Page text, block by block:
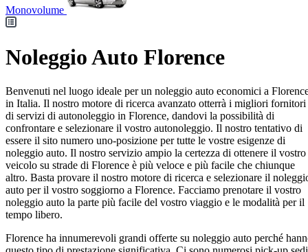
Monovolume
Noleggio Auto Florence
Benvenuti nel luogo ideale per un noleggio auto economici a
in Italia. Il nostro motore di ricerca avanzato otterrà i migliori fornitori
di servizi di autonoleggio in Florence, dandovi la possibilità di
confrontare e selezionare il vostro autonoleggio. Il nostro tentativo di
essere il sito numero uno-posizione per tutte le vostre esigenze di
noleggio auto. Il nostro servizio ampio la certezza di ottenere il vostro
veicolo su strade di Florence è più veloce e più facile che chiunque
altro. Basta provare il nostro motore di ricerca e selezionare il
auto per il vostro soggiorno a Florence. Facciamo prenotare il vostro
noleggio auto la parte più facile del vostro viaggio e le modalità per il
tempo libero.
Florence ha innumerevoli grandi offerte su noleggio auto perché